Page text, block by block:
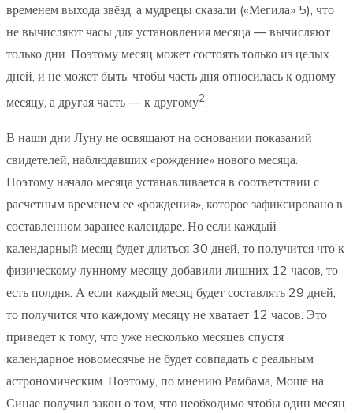
временем выхода звёзд, а мудрецы сказали («Мегила» 5), что
не вычисляют часы для установления месяца — вычисляют
только дни. Поэтому месяц может состоять только из целых
дней, и не может быть, чтобы часть дня относилась к одному
месяцу, а другая часть — к другому2.
В наши дни Луну не освящают на основании показаний
свидетелей, наблюдавших «рождение» нового месяца.
Поэтому начало месяца устанавливается в соответствии с
расчетным временем ее «рождения», которое зафиксировано в
составленном заранее календаре. Но если каждый
календарный месяц будет длиться 30 дней, то получится что к
физическому лунному месяцу добавили лишних 12 часов, то
есть полдня. А если каждый месяц будет составлять 29 дней,
то получится что каждому месяцу не хватает 12 часов. Это
приведет к тому, что уже несколько месяцев спустя
календарное новомесячье не будет совпадать с реальным
астрономическим. Поэтому, по мнению Рамбама, Моше на
Синае получил закон о том, что необходимо чтобы один месяц